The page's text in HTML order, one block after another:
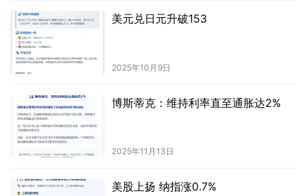
美元兑日元升破153
2025年10月9日
博斯蒂克：维持利率直至通胀达2%
2025年11月13日
美股上扬 纳指涨0.7%